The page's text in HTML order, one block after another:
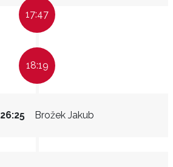
17:47
18:19
Brožek Jakub
26:25